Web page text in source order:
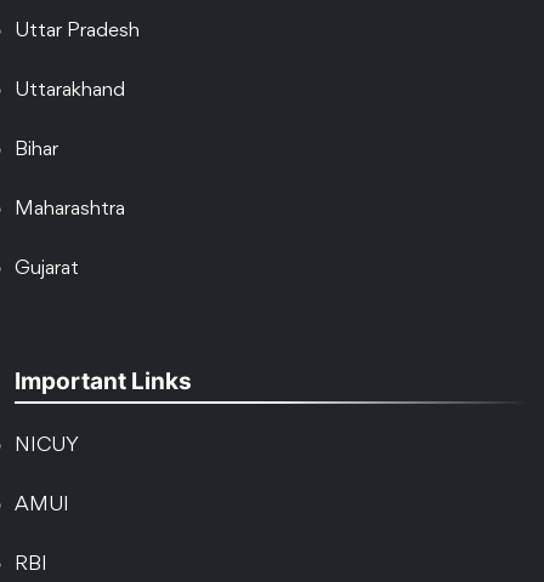
Uttar Pradesh
Uttarakhand
Bihar
Maharashtra
Gujarat
Important Links
NICUY
AMUI
RBI